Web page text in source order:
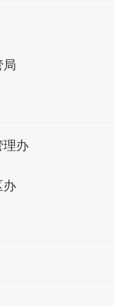
局
理办
办